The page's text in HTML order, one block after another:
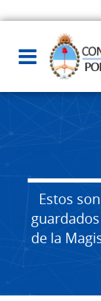
Estos
de la